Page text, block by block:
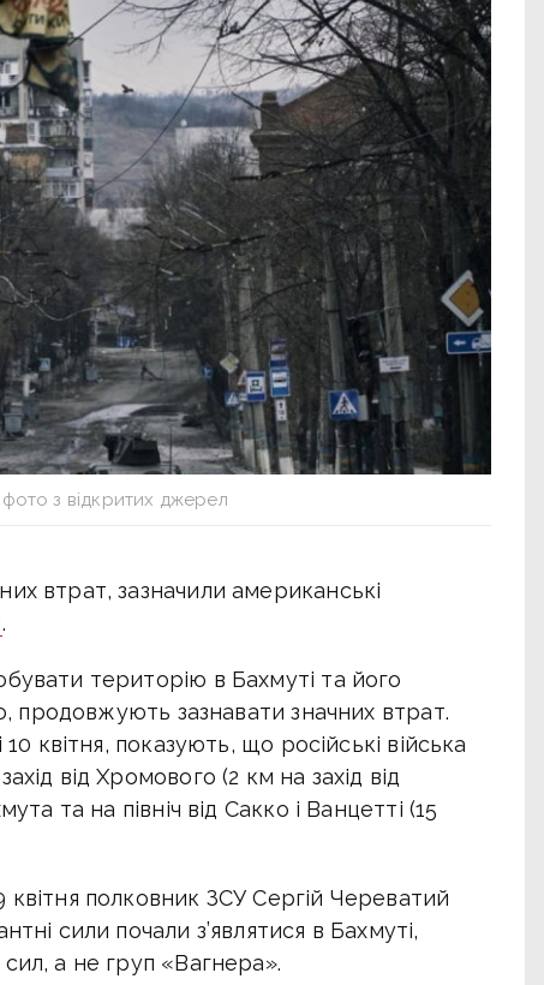
з відкритих джерел
втрат, зазначили американські
.
територію в Бахмуті та його
продовжують зазнавати значних втрат.
квітня, показують, що російські війська
від Хромового (2 км на захід від
та на північ від Сакко і Ванцетті (15
квітня полковник ЗСУ Сергій Череватий
сили почали з’являтися в Бахмуті,
а не груп «Вагнера».